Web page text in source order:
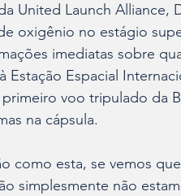
United Launch Alliance,
oxigênio no estágio
imediatas sobre
Estação Espacial
voo tripulado da
na cápsula.
como esta, se vemos
simplesmente não